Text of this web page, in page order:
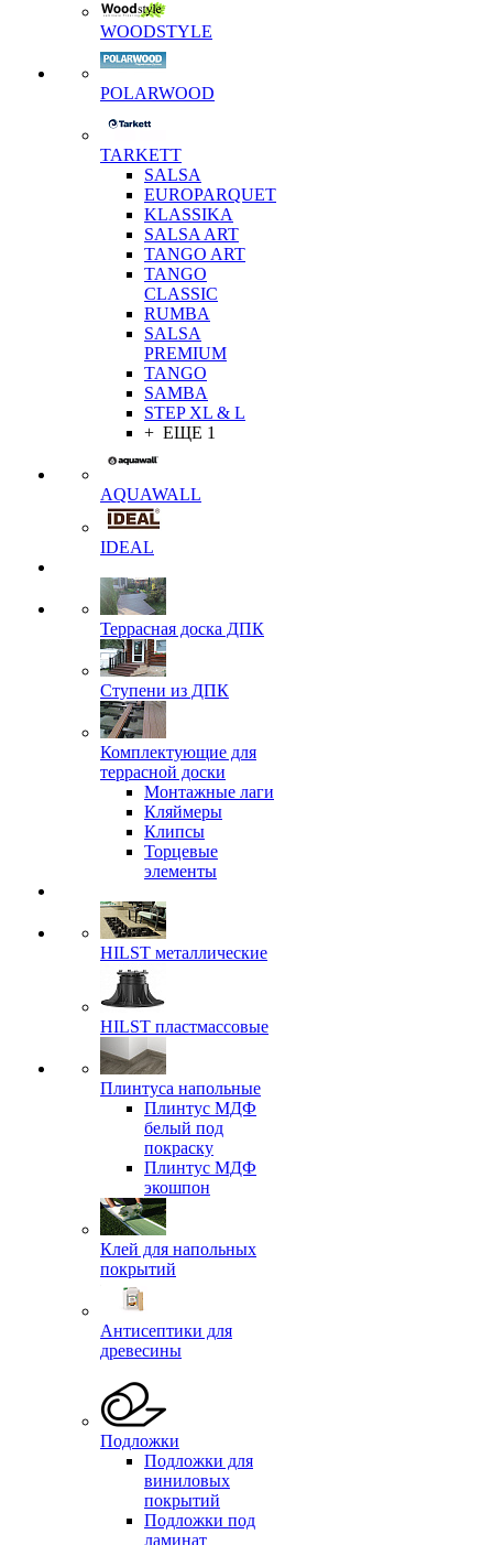
WOODSTYLE
POLARWOOD
TARKETT
SALSA
EUROPARQUET
KLASSIKA
SALSA ART
TANGO ART
TANGO
CLASSIC
RUMBA
SALSA
PREMIUM
TANGO
SAMBA
STEP XL & L
+ ЕЩЕ 1
AQUAWALL
IDEAL
Террасная доска ДПК
Ступени из ДПК
Комплектующие для
террасной доски
Монтажные лаги
Кляймеры
Клипсы
Торцевые
элементы
HILST металлические
HILST пластмассовые
Плинтуса напольные
Плинтус МДФ
белый под
покраску
Плинтус МДФ
экошпон
Клей для напольных
покрытий
Антисептики для
древесины
Подложки
Подложки для
виниловых
покрытий
Подложки под
ламинат